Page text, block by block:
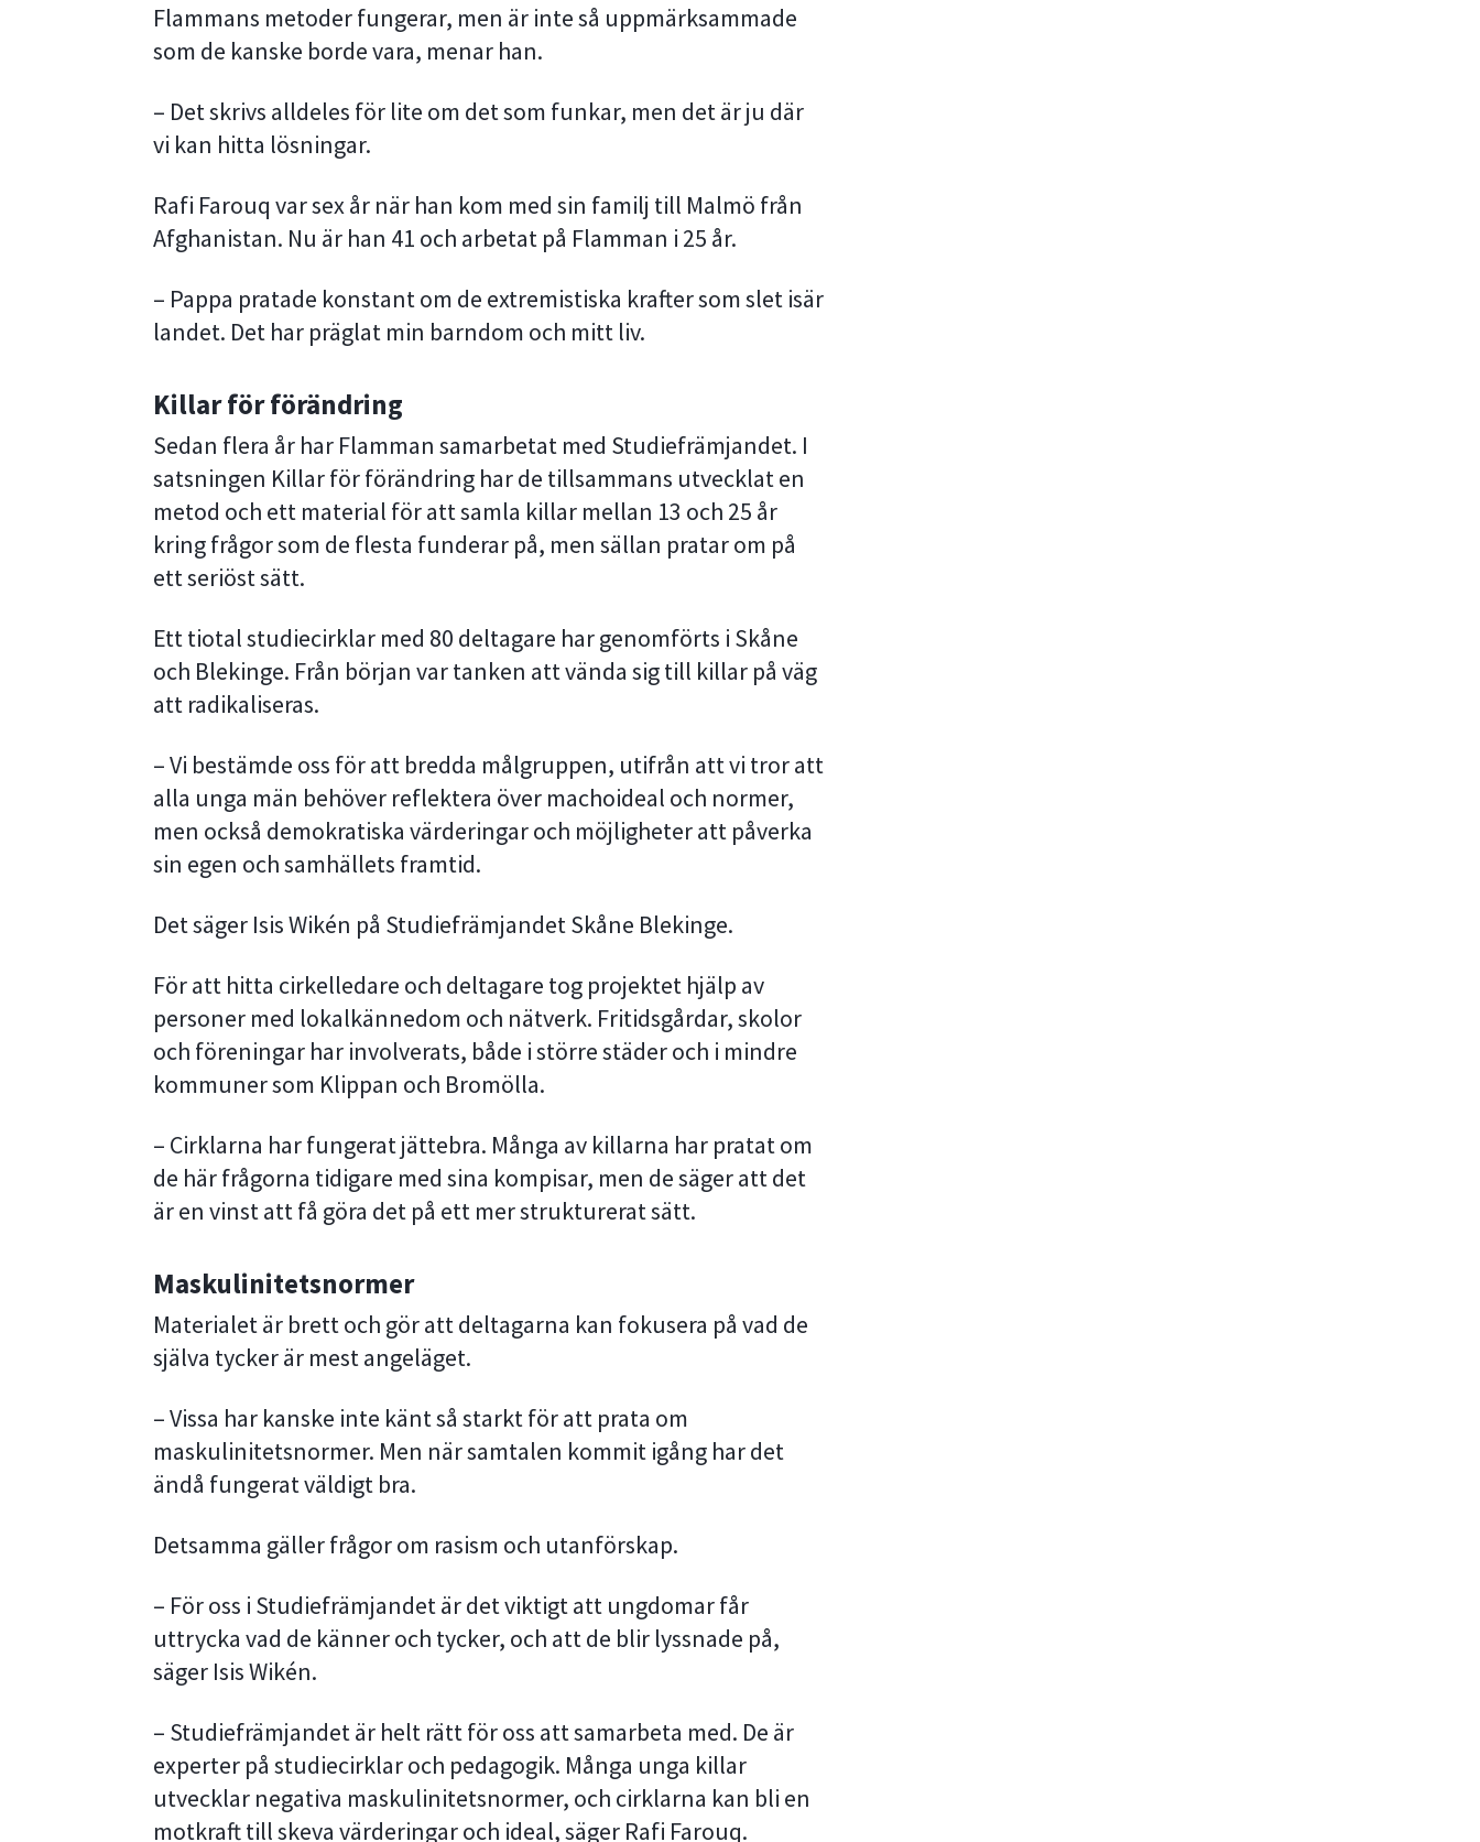
Flammans metoder fungerar, men är inte så uppmärksammade
som de kanske borde vara, menar han.
– Det skrivs alldeles för lite om det som funkar, men det är ju där
vi kan hitta lösningar.
Rafi Farouq var sex år när han kom med sin familj till Malmö från
Afghanistan. Nu är han 41 och arbetat på Flamman i 25 år.
– Pappa pratade konstant om de extremistiska krafter som slet isär
landet. Det har präglat min barndom och mitt liv.
Killar för förändring
Sedan flera år har Flamman samarbetat med Studiefrämjandet. I
satsningen Killar för förändring har de tillsammans utvecklat en
metod och ett material för att samla killar mellan 13 och 25 år
kring frågor som de flesta funderar på, men sällan pratar om på
ett seriöst sätt.
Ett tiotal studiecirklar med 80 deltagare har genomförts i Skåne
och Blekinge. Från början var tanken att vända sig till killar på väg
att radikaliseras.
– Vi bestämde oss för att bredda målgruppen, utifrån att vi tror att
alla unga män behöver reflektera över machoideal och normer,
men också demokratiska värderingar och möjligheter att påverka
sin egen och samhällets framtid.
Det säger Isis Wikén på Studiefrämjandet Skåne Blekinge.
För att hitta cirkelledare och deltagare tog projektet hjälp av
personer med lokalkännedom och nätverk. Fritidsgårdar, skolor
och föreningar har involverats, både i större städer och i mindre
kommuner som Klippan och Bromölla.
– Cirklarna har fungerat jättebra. Många av killarna har pratat om
de här frågorna tidigare med sina kompisar, men de säger att det
är en vinst att få göra det på ett mer strukturerat sätt.
Maskulinitetsnormer
Materialet är brett och gör att deltagarna kan fokusera på vad de
själva tycker är mest angeläget.
– Vissa har kanske inte känt så starkt för att prata om
maskulinitetsnormer. Men när samtalen kommit igång har det
ändå fungerat väldigt bra.
Detsamma gäller frågor om rasism och utanförskap.
– För oss i Studiefrämjandet är det viktigt att ungdomar får
uttrycka vad de känner och tycker, och att de blir lyssnade på,
säger Isis Wikén.
– Studiefrämjandet är helt rätt för oss att samarbeta med. De är
experter på studiecirklar och pedagogik. Många unga killar
utvecklar negativa maskulinitetsnormer, och cirklarna kan bli en
motkraft till skeva värderingar och ideal, säger Rafi Farouq.